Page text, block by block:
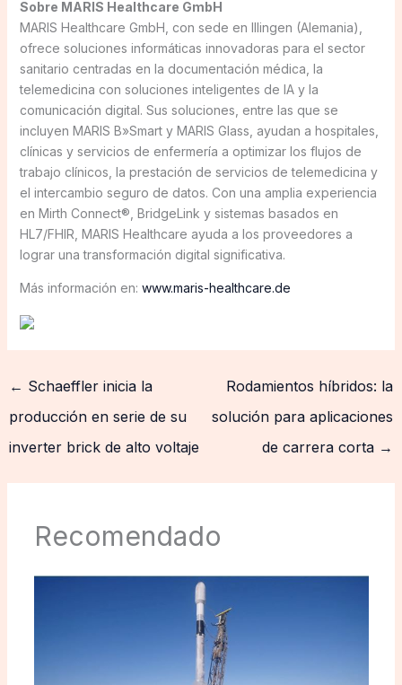
Sobre MARIS Healthcare GmbH
MARIS Healthcare GmbH, con sede en Illingen (Alemania),
ofrece soluciones informáticas innovadoras para el sector
sanitario centradas en la documentación médica, la
telemedicina con soluciones inteligentes de IA y la
comunicación digital. Sus soluciones, entre las que se
incluyen MARIS B»Smart y MARIS Glass, ayudan a hospitales,
clínicas y servicios de enfermería a optimizar los flujos de
trabajo clínicos, la prestación de servicios de telemedicina y
el intercambio seguro de datos. Con una amplia experiencia
en Mirth Connect®, BridgeLink y sistemas basados en
HL7/FHIR, MARIS Healthcare ayuda a los proveedores a
lograr una transformación digital significativa.
Más información en: www.maris-healthcare.de
← Schaeffler inicia la
producción en serie de su
inverter brick de alto voltaje
Rodamientos híbridos: la
solución para aplicaciones
de carrera corta →
Recomendado